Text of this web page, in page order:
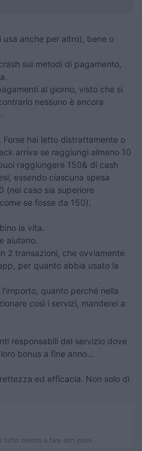
usa anche per altro), bene o
sui metodi di pagamento,
al giorno, visto che si
nessuno è ancora
Forse hai letto distrattamente o
arriva se raggiungi almeno 10
raggiungere 150& di cash
essendo ciascuna spesa
(nel caso sia superiore
se fosse da 150).
la vita.
aiutano.
2 transazioni, che ovviamente
per quanto abbia usato la
quanto perché nella
così i servizi, manderei a
responsabili del servizio dove
bonus a fine anno...
ed efficacia. Non solo di
tutto intento a fare altri piani.